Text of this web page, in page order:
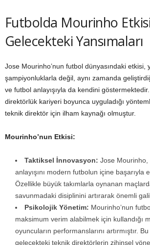
Futbolda Mourinho
Gelecekteki Yansımaları
Jose Mourinho’nun futbol dünyasındaki etkisi,
şampiyonluklarla değil, aynı zamanda
ve futbol anlayışıyla da kendini
direktörlük kariyeri boyunca uyguladığı
teknik direktör için ilham kaynağı olmuştur.
Mourinho’nun Etkisi:
Taktiksel İnnovasyon: Jose
anlayışını modern futbolun içine başarıyla
Özellikle büyük takımlarla oynanan
savunmadaki disiplinini artırarak önemli
Psikolojik Yönetim: Mourinho’nun
maksimum verim alabilmek için kullandığı
oyuncuların performanslarını artırmıştır.
gelecekteki teknik direktörlerin zihinsel